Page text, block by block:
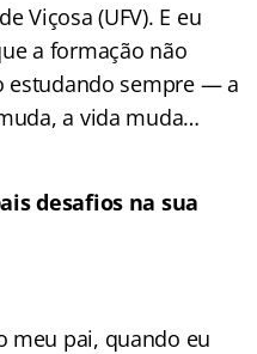
Viçosa (UFV). E eu
a formação não
estudando sempre — a
a vida muda…
desafios na sua
meu pai, quando eu